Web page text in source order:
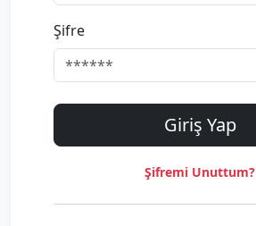
Şifre
Giriş Yap
Şifremi Unuttum?